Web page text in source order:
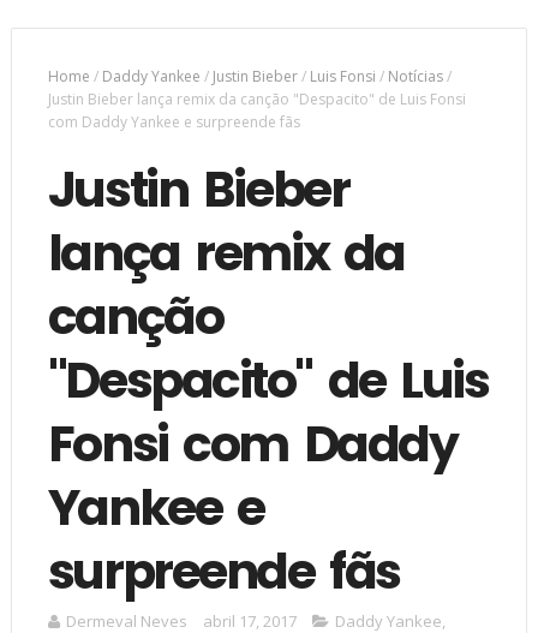
Home / Daddy Yankee / Justin Bieber/ Luis Fonsi / Notícias/
Justin Bieber lança remix da canção "Despacito" de Luis Fonsi
com Daddy Yankee e surpreende fãs
Justin Bieber
lança remix da
canção
"Despacito" de Luis
Fonsi com Daddy
Yankee e
surpreende fãs
Dermeval Neves abril 17, 2017 Daddy Yankee,